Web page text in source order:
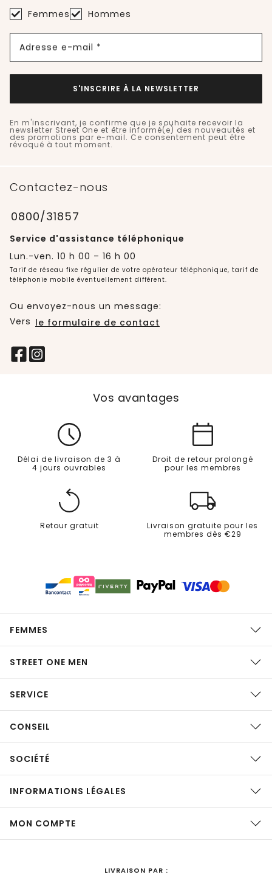
Femmes Hommes
Adresse e-mail *
S'INSCRIRE À LA NEWSLETTER
En m'inscrivant, je confirme que je souhaite recevoir la
newsletter Street One et être informé(e) des nouveautés et
des promotions par e-mail. Ce consentement peut être
révoqué à tout moment.
Contactez-nous
0800/31857
Service d'assistance téléphonique
Lun.-ven. 10 h 00 – 16 h 00
Tarif de réseau fixe régulier de votre opérateur téléphonique, tarif de
téléphonie mobile éventuellement différent.
Ou envoyez-nous un message:
Vers le formulaire de contact
Vos avantages
Délai de livraison de 3 à
4 jours ouvrables
Droit de retour prolongé
pour les membres
Retour gratuit
Livraison gratuite pour les
membres dès €29
FEMMES
STREET ONE MEN
SERVICE
CONSEIL
SOCIÉTÉ
INFORMATIONS LÉGALES
MON COMPTE
LIVRAISON PAR :